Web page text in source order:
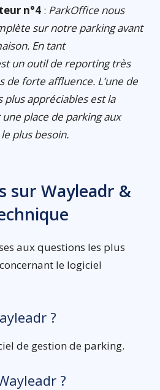
n°4 : ParkOffice nous
sur notre parking avant
En tant
un outil de reporting très
de forte affluence. L’une de
appréciables est la
place de parking aux
plus besoin.
sur Wayleadr &
aux questions les plus
le logiciel
?
de gestion de parking.
?